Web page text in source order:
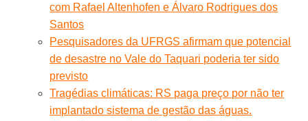
com Rafael Altenhofen e Álvaro Rodrigues dos
Santos
Pesquisadores da UFRGS afirmam que potencial
de desastre no Vale do Taquari poderia ter sido
previsto
Tragédias climáticas: RS paga preço por não ter
implantado sistema de gestão das águas.